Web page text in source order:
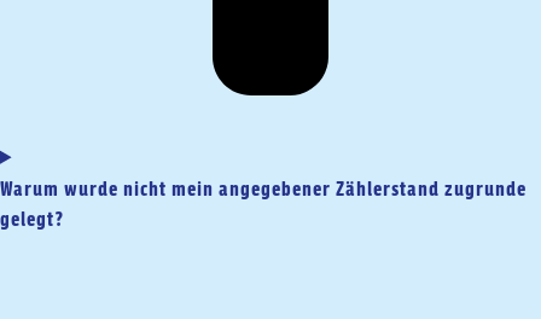
Warum wurde nicht mein angegebener Zählerstand zugrunde
gelegt?